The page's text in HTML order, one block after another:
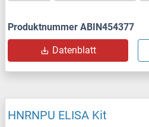
Produktnummer ABIN454377
Datenblatt
HNRNPU ELISA Kit